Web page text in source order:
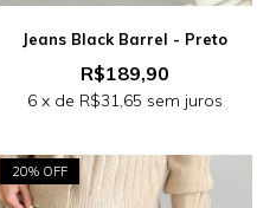
Jeans Black Barrel - Preto
R$189,90
6 x de R$31,65 sem juros
20% OFF